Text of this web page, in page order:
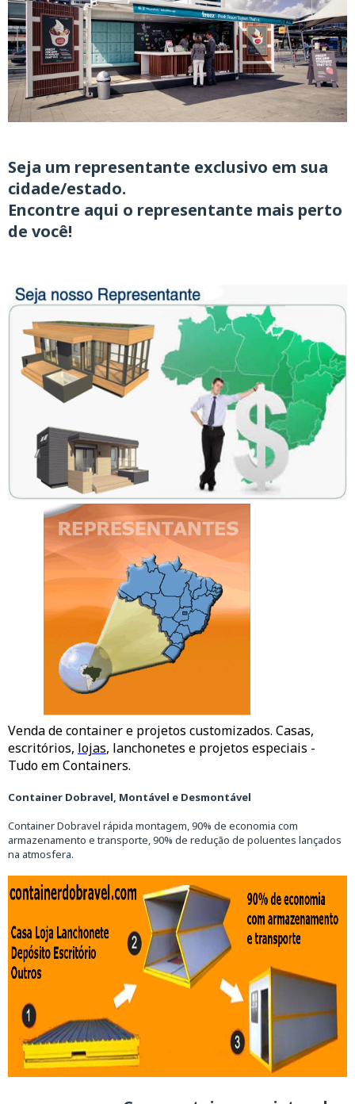
Seja um representante exclusivo em sua
cidade/estado.
Encontre aqui o representante mais perto
de você!
Venda de container e projetos customizados. Casas,
escritórios, lojas, lanchonetes e projetos especiais -
Tudo em Containers.
Container Dobravel, Montável e Desmontável
Container Dobravel rápida montagem, 90% de economia com
armazenamento e transporte, 90% de redução de poluentes lançados
na atmosfera.